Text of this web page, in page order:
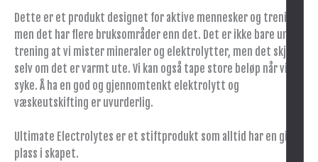
Dette er et produkt designet for aktive mennesker og trening,
men det har flere bruksområder enn det. Det er ikke bare under
trening at vi mister mineraler og elektrolytter, men det skjer
selv om det er varmt ute. Vi kan også tape store beløp når vi er
syke. Å ha en god og gjennomtenkt elektrolytt og
væskeutskifting er uvurderlig.
Ultimate Electrolytes er et stiftprodukt som alltid har en gitt
plass i skapet.